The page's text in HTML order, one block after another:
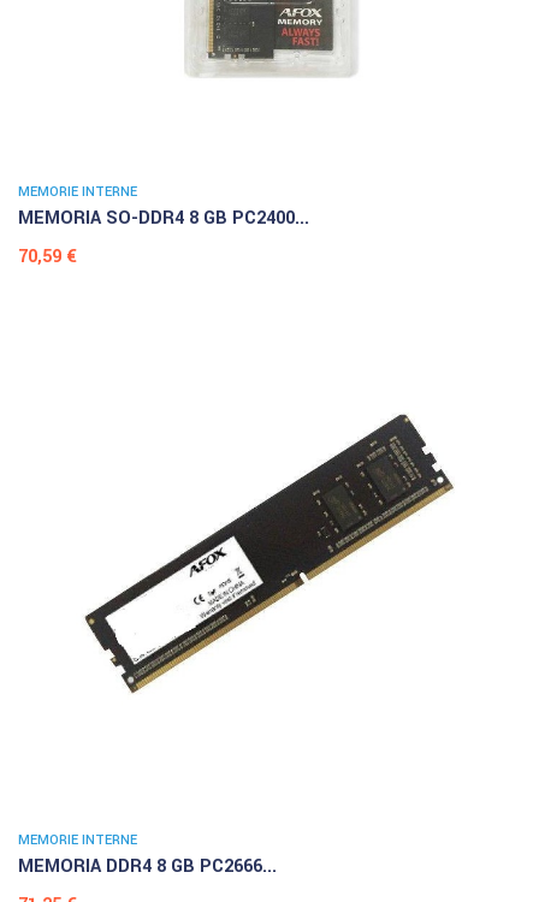
MEMORIE INTERNE
MEMORIA SO-DDR4 8 GB PC2400...
Prezzo
70,59 €
MEMORIE INTERNE
MEMORIA DDR4 8 GB PC2666...